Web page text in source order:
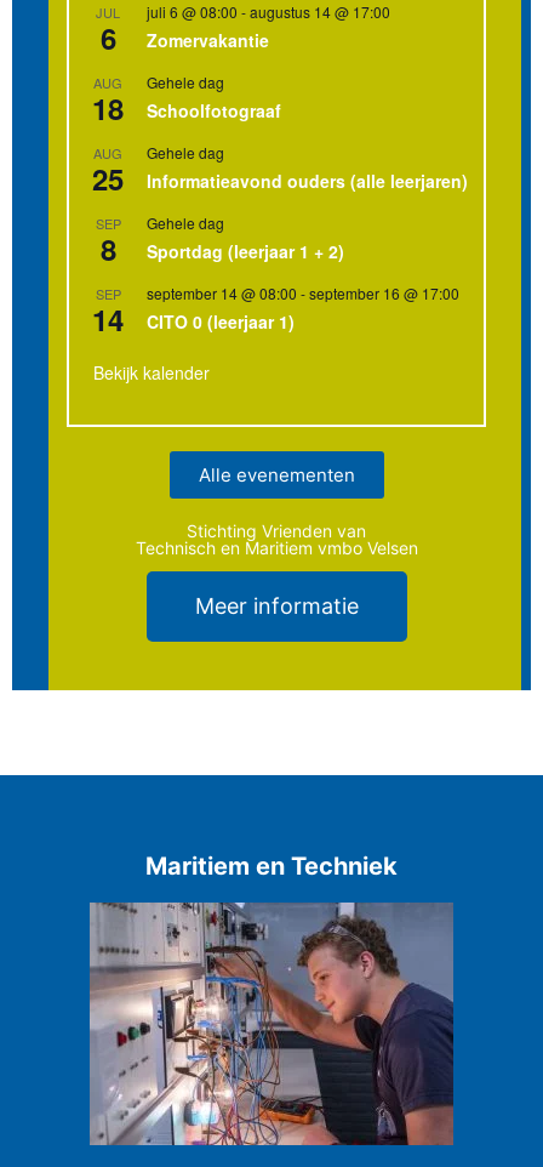
JUL
6
juli 6 @ 08:00 -augustus 14 @ 17:00
Zomervakantie
AUG
18
Gehele dag
Schoolfotograaf
AUG
25
Gehele dag
Informatieavond ouders (alle leerjaren)
SEP
8
Gehele dag
Sportdag (leerjaar 1 + 2)
SEP
14
september 14 @ 08:00 -september 16 @ 17:00
CITO 0 (leerjaar 1)
Bekijk kalender
Alle evenementen
Stichting Vrienden van
Technisch en Maritiem vmbo Velsen
Meer informatie
Maritiem en Techniek